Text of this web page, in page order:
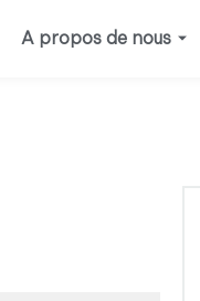
A propos de nous